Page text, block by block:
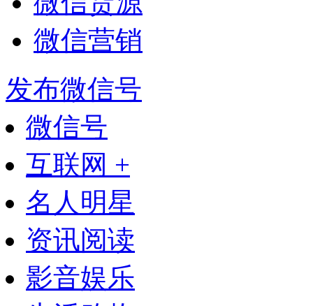
微信营销
发布微信号
微信号
互联网 +
名人明星
资讯阅读
影音娱乐